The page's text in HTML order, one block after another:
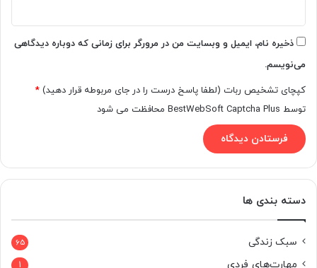
ذخیره نام، ایمیل و وبسایت من در مرورگر برای زمانی که دوباره دیدگاهی
می‌نویسم.
کپچای تشخیص ربات (لطفا پاسخ درست را در جای مربوطه قرار دهید) *
توسط BestWebSoft Captcha Plus محافظت می شود
دسته بندی ها
سبک زندگی 65
مهارت‌های فردی 1